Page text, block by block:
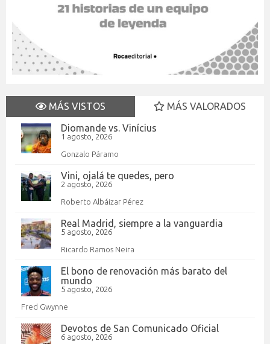
MÁS VISTOS
MÁS VALORADOS
Diomande vs. Vinícius
1 agosto, 2026
Gonzalo Páramo
Vini, ojalá te quedes, pero
2 agosto, 2026
Roberto Albáizar Pérez
Real Madrid, siempre a la vanguardia
5 agosto, 2026
Ricardo Ramos Neira
El bono de renovación más barato del
mundo
5 agosto, 2026
Fred Gwynne
Devotos de San Comunicado Oficial
6 agosto, 2026